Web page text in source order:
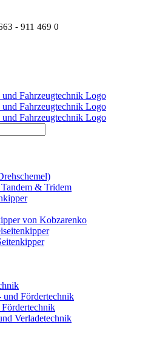
- 911 469 0
& Tridem
von Kobzarenko
und Fördertechnik
Verladetechnik